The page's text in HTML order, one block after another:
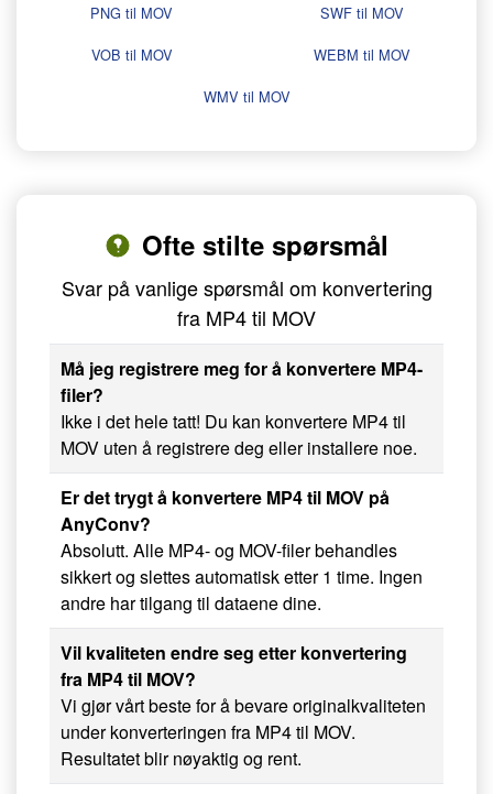
PNG til MOV
SWF til MOV
VOB til MOV
WEBM til MOV
WMV til MOV
Ofte stilte spørsmål
Svar på vanlige spørsmål om konvertering
fra MP4 til MOV
Må jeg registrere meg for å konvertere MP4-
filer?
Ikke i det hele tatt! Du kan konvertere MP4 til
MOV uten å registrere deg eller installere noe.
Er det trygt å konvertere MP4 til MOV på
AnyConv?
Absolutt. Alle MP4- og MOV-filer behandles
sikkert og slettes automatisk etter 1 time. Ingen
andre har tilgang til dataene dine.
Vil kvaliteten endre seg etter konvertering
fra MP4 til MOV?
Vi gjør vårt beste for å bevare originalkvaliteten
under konverteringen fra MP4 til MOV.
Resultatet blir nøyaktig og rent.